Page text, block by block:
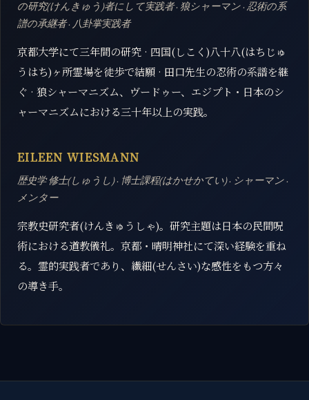
の研究(けんきゅう)者にして実践者 · 狼シャーマン · 忍術の系
譜の承継者 · 八卦掌実践者
京都大学にて三年間の研究 · 四国(しこく)八十八(はちじゅ
うはち)ヶ所霊場を徒歩で結願 · 田口先生の忍術の系譜を継
ぐ · 狼シャーマニズム、ヴードゥー、エジプト・日本のシ
ャーマニズムにおける三十年以上の実践。
EILEEN WIESMANN
歴史学 修士(しゅうし) · 博士課程(はかせかてい) · シャーマン ·
メンター
宗教史研究者(けんきゅうしゃ)。研究主題は日本の民間呪
術における道教儀礼。京都・晴明神社にて深い経験を重ね
る。霊的実践者であり、繊細(せんさい)な感性をもつ方々
の導き手。